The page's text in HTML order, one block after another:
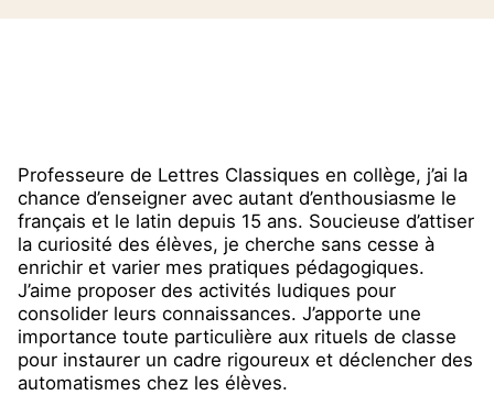
Professeure de Lettres Classiques en collège, j’ai la
chance d’enseigner avec autant d’enthousiasme le
français et le latin depuis 15 ans. Soucieuse d’attiser
la curiosité des élèves, je cherche sans cesse à
enrichir et varier mes pratiques pédagogiques.
J’aime proposer des activités ludiques pour
consolider leurs connaissances. J’apporte une
importance toute particulière aux rituels de classe
pour instaurer un cadre rigoureux et déclencher des
automatismes chez les élèves.